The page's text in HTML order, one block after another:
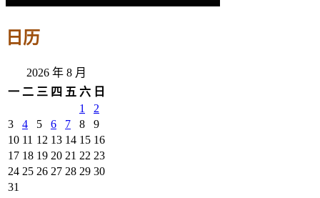
日历
2026 年 8 月
一 二 三 四 五 六 日
1
2
3
4 5 6 7 8
9
10 11 12 13 14 15 16
17 18 19 20 21 22 23
24 25 26 27 28 29 30
31